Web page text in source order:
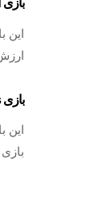
بازی Gods Unchained
بازی Spliterlands
این